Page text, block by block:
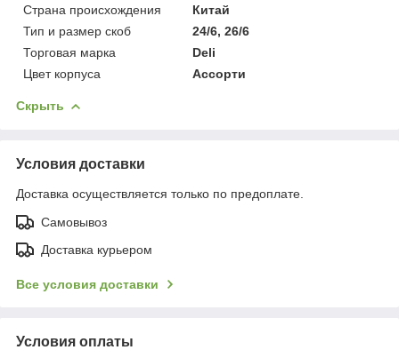
Страна происхождения
Китай
Тип и размер скоб
24/6, 26/6
Торговая марка
Deli
Цвет корпуса
Ассорти
Скрыть
Условия доставки
Доставка осуществляется только по предоплате.
Самовывоз
Доставка курьером
Все условия доставки
Условия оплаты